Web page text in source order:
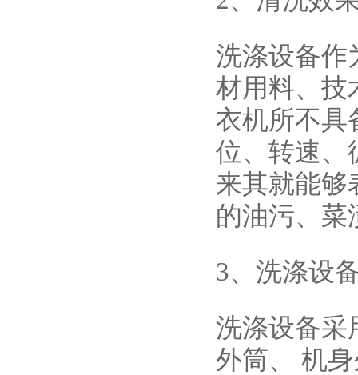
洗涤设备作
材用料、技
衣机所不具
位、转速、
来其就能够
的油污、菜
3、洗涤设
洗涤设备采
外筒、 机